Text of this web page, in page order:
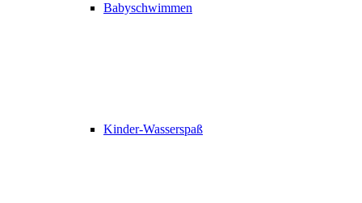
Babyschwimmen
Kinder-Wasserspaß